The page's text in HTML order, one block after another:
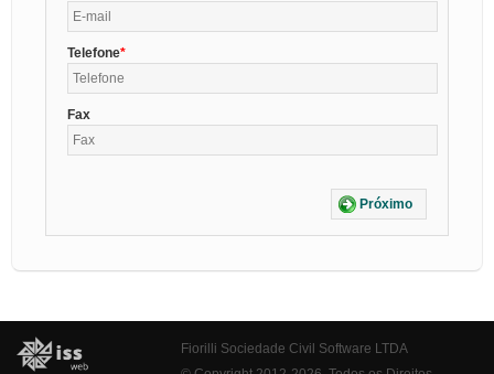
Telefone
Fax
Próximo
Fiorilli Sociedade Civil Software LTDA